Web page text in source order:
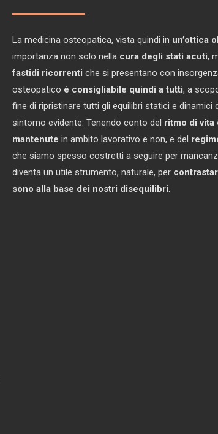
La medicina osteopatica, vista quindi in un’ottica
importanza non solo nella cura degli stati acuti,
fastidi ricorrenti che si presentano con
osteopatico è consigliabile quindi a tutti, a
fine di ripristinare tutti gli equilibri statici e dinamici
sintomo evidente. Tenendo conto del ritmo di vita
mantenute in ambito lavorativo e non, e del
che siamo spesso costretti a seguire per
diventa un utile strumento, naturale, per
sono alla base dei nostri disequilibri.